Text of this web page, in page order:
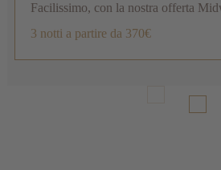
Facilissimo, con la nostra offerta
3 notti a partire da 370€